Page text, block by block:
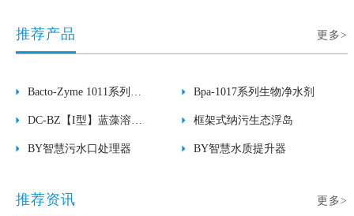
推荐产品 更多>
Bacto-Zyme 1011系列生
物复合酶
Bpa-1017系列生物净水剂
DC-BZ【I型】蓝藻溶解
酶
框架式纳污生态浮岛
BY智慧污水口处理器 BY智慧水质提升器
推荐资讯 更多>